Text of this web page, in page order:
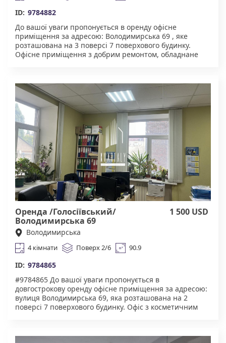
ID: 9784882
До вашої уваги пропонується в оренду офісне
приміщення за адресою: Володимирська 69 , яке
розташована на 3 поверсі 7 поверхового будинку.
Офісне приміщення з добрим ремонтом, обладнане
будинку. Чудова інфраструктура. У пішій доступності
супермаркети, торгові центри, ресторани, велика
кількість магазинів. Зручна транспортна розв'язка :
найближчі станції метро- Площа Льва Толстого,
Університет, Олімпійська. Агенство нерухомості
"Квартали" Працюючи з нами, ви отримуєте лише
перевірений об'єкт за адекватною ціною.Підтримка на
всіх етапах угоди. Ми гарантуємо, що ви залишитеся
задоволені співпрацею! Комісія 50% за фактом
підписання договору.
Оренда /Голосіївський/
Володимирська 69
1 500 USD
Володимирська
4 кімнати Поверх 2/6 90.9
ID: 9784865
#9784865 До вашої уваги пропонується в
довгострокову оренду офісне приміщення за адресою:
вулиця Володимирська 69, яка розташована на 2
поверсі 7 поверхового будинку. Офіс з косметичним
броньовані двері, укриття в будинку. Чудова